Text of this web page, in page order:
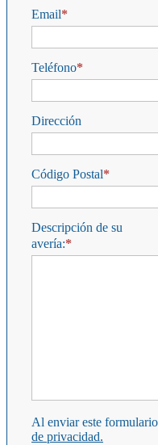
Email
Teléfono
Dirección
Código Postal
Descripción de su
avería:
Al enviar este
de privacidad.